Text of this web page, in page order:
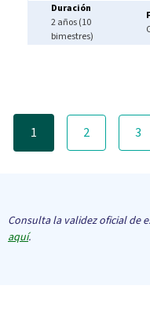
Duración
2 años (10
bimestres)
Paginación
1 2 3
Consulta la validez oficial de
aquí.